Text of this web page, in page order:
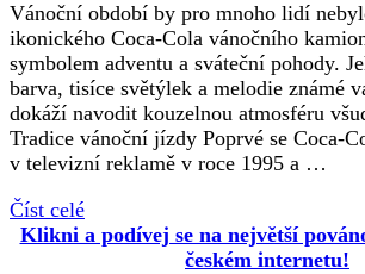
Vánoční období by pro mnoho lidí
ikonického Coca-Cola vánočního
symbolem adventu a sváteční pohody.
barva, tisíce světýlek a melodie známé
dokáží navodit kouzelnou atmosféru
Tradice vánoční jízdy Poprvé se Coca-
v televizní reklamě v roce 1995 a …
Číst celé
Klikni a podívej se na největší
českém internetu!